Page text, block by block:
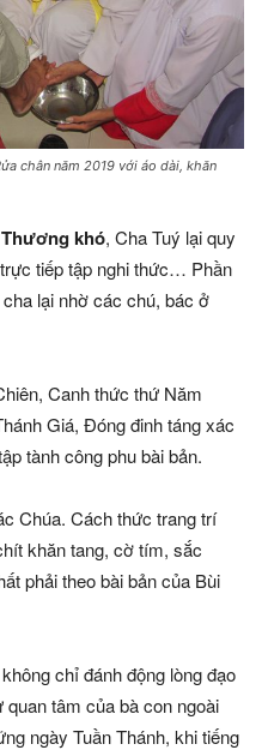
chân năm 2019 với áo dài, khăn
khó, Cha Tuý lại quy
tiếp tập nghi thức… Phần
lại nhờ các chú, bác ở
Canh thức thứ Năm
Giá, Đóng đinh táng xác
tành công phu bài bản.
Chúa. Cách thức trang trí
khăn tang, cờ tím, sắc
phải theo bài bản của Bùi
chỉ đánh động lòng đạo
tâm của bà con ngoài
ngày Tuần Thánh, khi tiếng